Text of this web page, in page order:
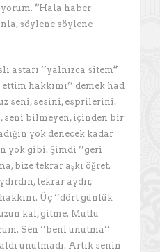
‘’Hala haber
söylene söylene
astarı ‘’yalnızca sitem’’
hakkımı’’ demek had
seni, sesini, esprilerini.
seni bilmeyen, içinden bir
yok denecek kadar
yok gibi. Şimdi ‘’geri
bize tekrar aşkı öğret.
tekrar aydır,
Üç ‘’dört günlük
kal, gitme. Mutlu
Sen ‘’beni unutma’’
unutmadı. Artık senin